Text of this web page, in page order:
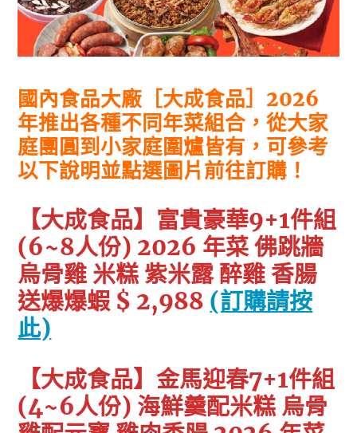
國內食品大廠［大成食品］2026
年推出各種不同年菜組合，從大家
庭團圓到小家庭圍爐皆有，可參考
以下說明並點選圖片前往訂購！
【大成食品】富貴豪華9+1件組
(6~8人份) 2026 年菜 佛跳牆
烏骨雞 米糕 紫米露 醉雞 香腸
送爆爆蝦 $ 2,988 (訂購請按
此)
【大成食品】金馬迎春7+1件組
(4~6人份) 海鮮羹配米糕 烏骨